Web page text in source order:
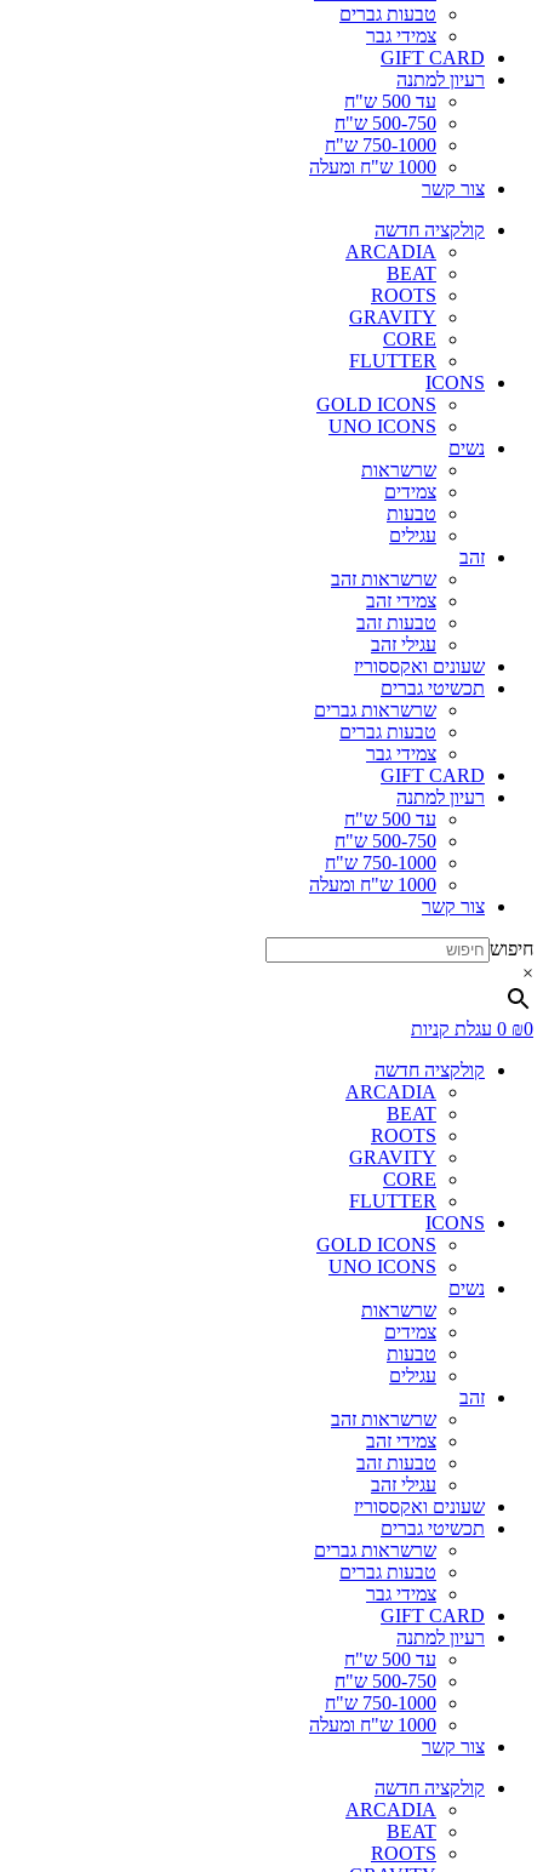
טבעות גברים
צמידי גבר
GIFT CARD
רעיון למתנה
עד 500 ש"ח
500-750 ש"ח
750-1000 ש"ח
1000 ש"ח ומעלה
צור קשר
קולקציה חדשה
ARCADIA
BEAT
ROOTS
GRAVITY
CORE
FLUTTER
ICONS
GOLD ICONS
UNO ICONS
נשים
שרשראות
צמידים
טבעות
עגילים
זהב
שרשראות זהב
צמידי זהב
טבעות זהב
עגילי זהב
שעונים ואקססוריז
תכשיטי גברים
שרשראות גברים
טבעות גברים
צמידי גבר
GIFT CARD
רעיון למתנה
עד 500 ש"ח
500-750 ש"ח
750-1000 ש"ח
1000 ש"ח ומעלה
צור קשר
חיפוש
×
₪0
0 עגלת קניות
קולקציה חדשה
ARCADIA
BEAT
ROOTS
GRAVITY
CORE
FLUTTER
ICONS
GOLD ICONS
UNO ICONS
נשים
שרשראות
צמידים
טבעות
עגילים
זהב
שרשראות זהב
צמידי זהב
טבעות זהב
עגילי זהב
שעונים ואקססוריז
תכשיטי גברים
שרשראות גברים
טבעות גברים
צמידי גבר
GIFT CARD
רעיון למתנה
עד 500 ש"ח
500-750 ש"ח
750-1000 ש"ח
1000 ש"ח ומעלה
צור קשר
קולקציה חדשה
ARCADIA
BEAT
ROOTS